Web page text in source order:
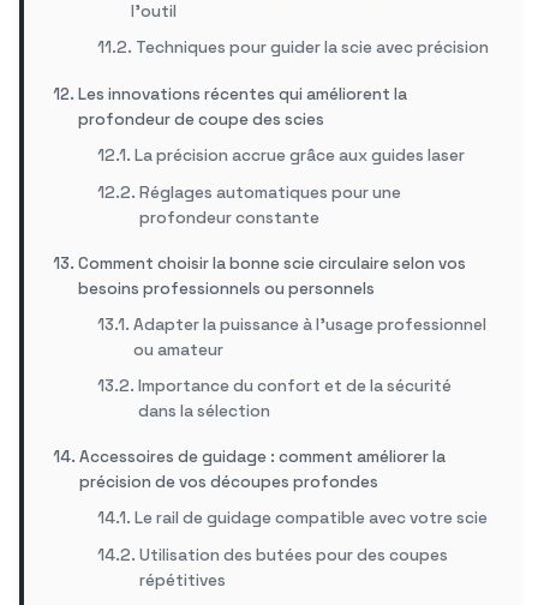
l’outil
Techniques pour guider la scie avec précision
Les innovations récentes qui améliorent la
profondeur de coupe des scies
La précision accrue grâce aux guides laser
Réglages automatiques pour une
profondeur constante
Comment choisir la bonne scie circulaire selon vos
besoins professionnels ou personnels
Adapter la puissance à l’usage professionnel
ou amateur
Importance du confort et de la sécurité
dans la sélection
Accessoires de guidage : comment améliorer la
précision de vos découpes profondes
Le rail de guidage compatible avec votre scie
Utilisation des butées pour des coupes
répétitives